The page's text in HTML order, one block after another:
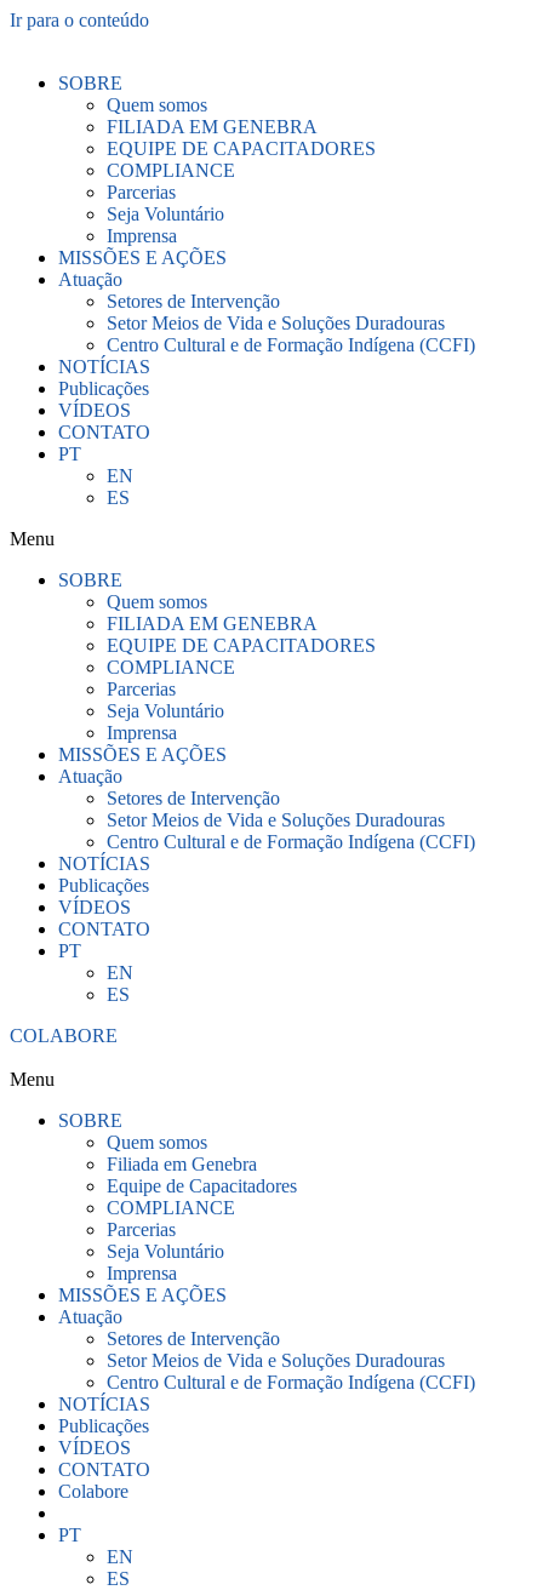
Ir para o conteúdo
SOBRE
Quem somos
FILIADA EM GENEBRA
EQUIPE DE CAPACITADORES
COMPLIANCE
Parcerias
Seja Voluntário
Imprensa
MISSÕES E AÇÕES
Atuação
Setores de Intervenção
Setor Meios de Vida e Soluções Duradouras
Centro Cultural e de Formação Indígena (CCFI)
NOTÍCIAS
Publicações
VÍDEOS
CONTATO
PT
EN
ES
Menu
SOBRE
Quem somos
FILIADA EM GENEBRA
EQUIPE DE CAPACITADORES
COMPLIANCE
Parcerias
Seja Voluntário
Imprensa
MISSÕES E AÇÕES
Atuação
Setores de Intervenção
Setor Meios de Vida e Soluções Duradouras
Centro Cultural e de Formação Indígena (CCFI)
NOTÍCIAS
Publicações
VÍDEOS
CONTATO
PT
EN
ES
COLABORE
Menu
SOBRE
Quem somos
Filiada em Genebra
Equipe de Capacitadores
COMPLIANCE
Parcerias
Seja Voluntário
Imprensa
MISSÕES E AÇÕES
Atuação
Setores de Intervenção
Setor Meios de Vida e Soluções Duradouras
Centro Cultural e de Formação Indígena (CCFI)
NOTÍCIAS
Publicações
VÍDEOS
CONTATO
Colabore
PT
EN
ES